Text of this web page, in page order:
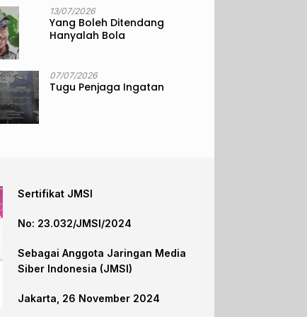
13/07/2026
Yang Boleh Ditendang
Hanyalah Bola
07/07/2026
Tugu Penjaga Ingatan
Sertifikat JMSI
No: 23.032/JMSI/2024
Sebagai Anggota Jaringan Media
Siber Indonesia (JMSI)
Jakarta, 26 November 2024